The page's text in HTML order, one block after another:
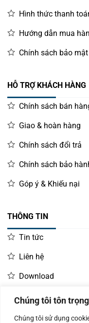
Chúng tôi tôn
Chúng tôi sử dụng
Hình thức thanh
Hướng dẫn mua
Chính sách bảo mật
HỖ TRỢ KHÁCH HÀNG
Chính sách bán
Giao & hoàn hàng
Chính sách đổi trả
Chính sách bảo
Góp ý & Khiếu nại
THÔNG TIN
Tin tức
Liên hệ
Download
LIÊN HỆ MUA HÀNG